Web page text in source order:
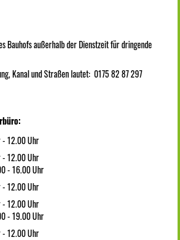
Bauhofs außerhalb der Dienstzeit für dringende
Kanal und Straßen lautet: 0175 82 87 297
12.00 Uhr
12.00 Uhr
- 16.00 Uhr
12.00 Uhr
12.00 Uhr
- 19.00 Uhr
12.00 Uhr